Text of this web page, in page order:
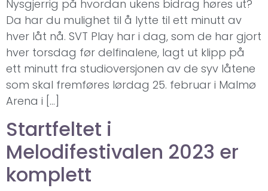
Nysgjerrig på hvordan ukens bidrag høres ut?
Da har du mulighet til å lytte til ett minutt av
hver låt nå. SVT Play har i dag, som de har gjort
hver torsdag før delfinalene, lagt ut klipp på
ett minutt fra studioversjonen av de syv låtene
som skal fremføres lørdag 25. februar i Malmø
Arena i […]
Startfeltet i
Melodifestivalen 2023 er
komplett